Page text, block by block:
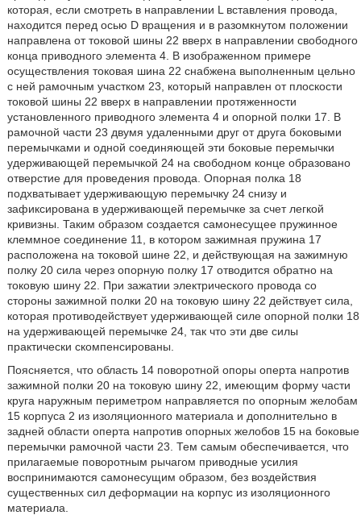
которая, если смотреть в направлении L вставления провода,
находится перед осью D вращения и в разомкнутом положении
направлена от токовой шины 22 вверх в направлении свободного
конца приводного элемента 4. В изображенном примере
осуществления токовая шина 22 снабжена выполненным цельно
с ней рамочным участком 23, который направлен от плоскости
токовой шины 22 вверх в направлении протяженности
установленного приводного элемента 4 и опорной полки 17. В
рамочной части 23 двумя удаленными друг от друга боковыми
перемычками и одной соединяющей эти боковые перемычки
удерживающей перемычкой 24 на свободном конце образовано
отверстие для проведения провода. Опорная полка 18
подхватывает удерживающую перемычку 24 снизу и
зафиксирована в удерживающей перемычке за счет легкой
кривизны. Таким образом создается самонесущее пружинное
клеммное соединение 11, в котором зажимная пружина 17
расположена на токовой шине 22, и действующая на зажимную
полку 20 сила через опорную полку 17 отводится обратно на
токовую шину 22. При зажатии электрического провода со
стороны зажимной полки 20 на токовую шину 22 действует сила,
которая противодействует удерживающей силе опорной полки 18
на удерживающей перемычке 24, так что эти две силы
практически скомпенсированы.
Поясняется, что область 14 поворотной опоры оперта напротив
зажимной полки 20 на токовую шину 22, имеющим форму части
круга наружным периметром направляется по опорным желобам
15 корпуса 2 из изоляционного материала и дополнительно в
задней области оперта напротив опорных желобов 15 на боковые
перемычки рамочной части 23. Тем самым обеспечивается, что
прилагаемые поворотным рычагом приводные усилия
воспринимаются самонесущим образом, без воздействия
существенных сил деформации на корпус из изоляционного
материала.